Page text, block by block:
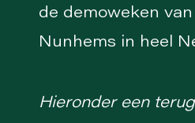
de demoweken
Nunhems in heel
Hieronder een